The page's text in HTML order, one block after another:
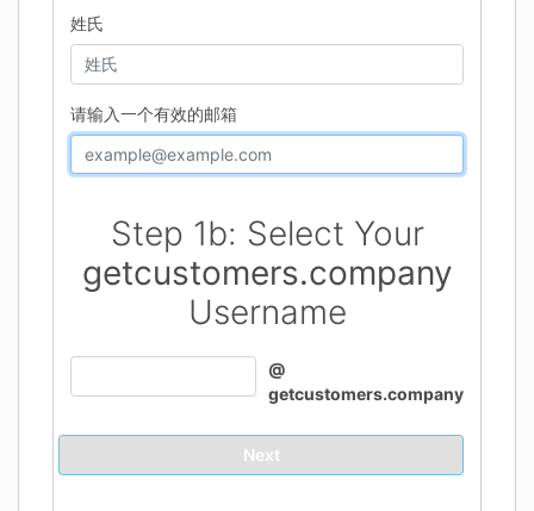
姓氏
请输入一个有效的邮箱
Step 1b: Select Your
getcustomers.company
Username
@
getcustomers.company
Next